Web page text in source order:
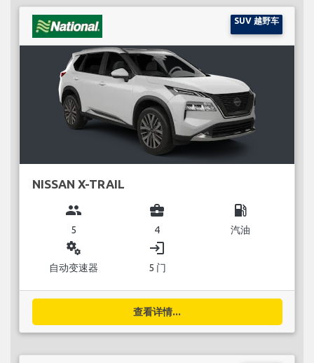
SUV 越野车
NISSAN X-TRAIL
group
5
business_center
4
local_gas_station
汽油
miscellaneous_services
自动变速器
login
5 门
查看详情...